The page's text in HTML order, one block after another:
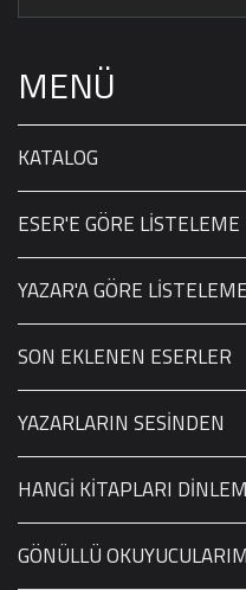
MENÜ
KATALOG
ESER'E GÖRE LİSTELEME
YAZAR'A GÖRE LİSTELEME
SON EKLENEN ESERLER
YAZARLARIN SESİNDEN
HANGİ KİTAPLARI
GÖNÜLLÜ